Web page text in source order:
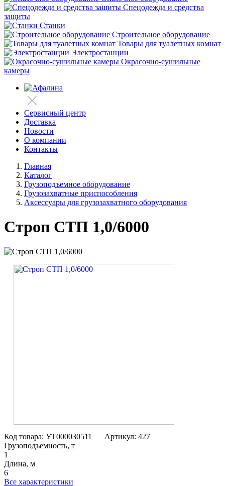
Спецодежда и средства
защиты
Станки
Строительное оборудование
Товары для туалетных комнат
Электростанции
Окрасочно-сушильные
камеры
Сервисный центр
Доставка
Новости
О компании
Контакты
Главная
Каталог
Грузоподъемное оборудование
Грузозахватные приспособления
Аксессуары для грузозахватного оборудования
Строп СТП 1,0/6000
Код товара: УТ000030511
Артикул: 427
Грузоподъемность, т
1
Длина, м
6
Все характеристики